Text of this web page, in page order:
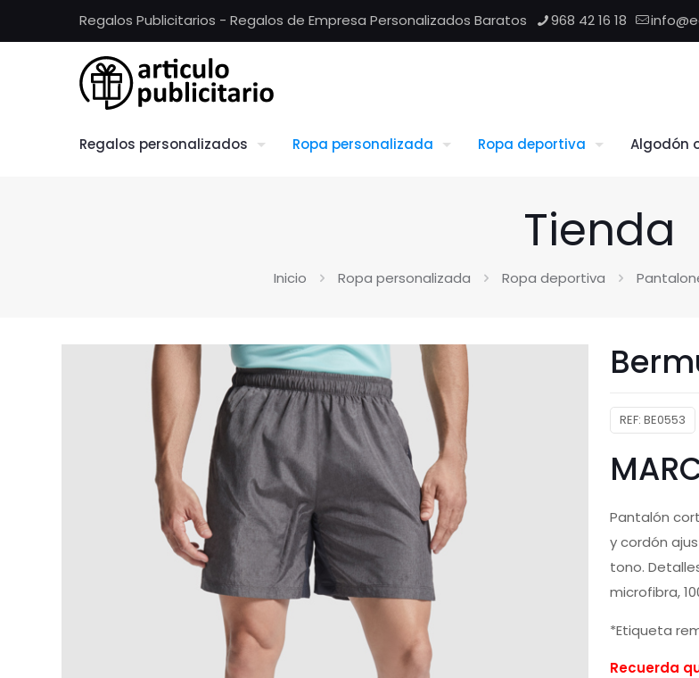
Regalos Publicitarios - Regalos de Empresa Personalizados Baratos 968 42 16 18
Regalos personalizados Ropa personalizada Ropa deportiva Algodón
Tienda
Inicio Ropa personalizada Ropa deportiva
REF: BE0553
Pantalón
y cordón
tono.
microfibra,
*Etiqueta
Recuerda